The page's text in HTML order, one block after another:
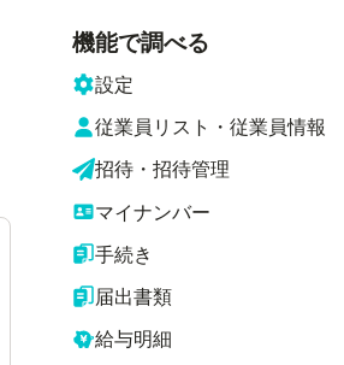
機能で調べる
設定
従業員リスト・従業員情報
招待・招待管理
マイナンバー
手続き
届出書類
給与明細